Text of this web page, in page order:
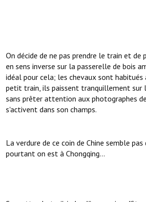
On décide de ne pas prendre le train et
en sens inverse sur la passerelle de bois
idéal pour cela; les chevaux sont
petit train, ils paissent tranquillement sur
sans prêter attention aux photographes
s'activent dans son champs.
La verdure de ce coin de Chine semble
pourtant on est à Chongqing...